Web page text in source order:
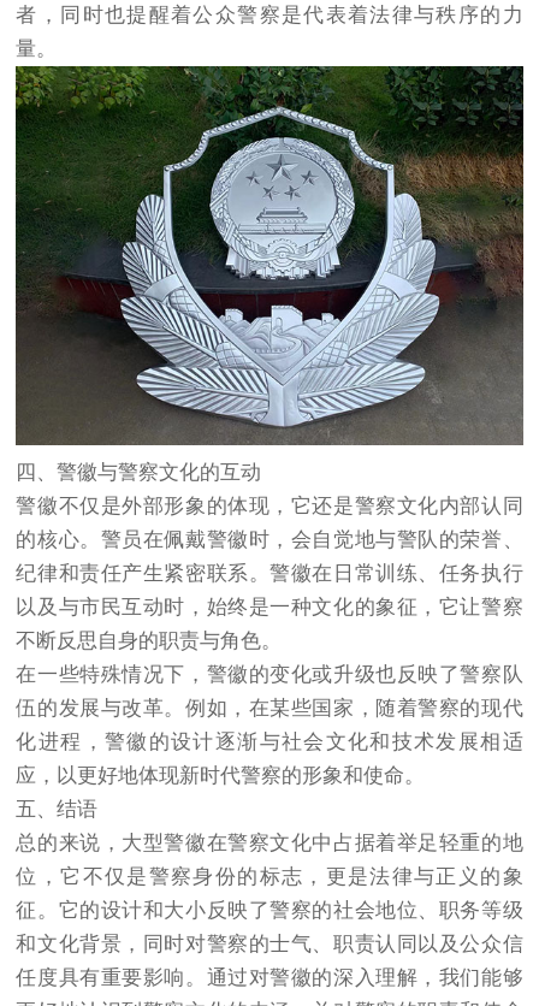
者，同时也提醒着公众警察是代表着法律与秩序的力
量。
四、警徽与警察文化的互动
警徽不仅是外部形象的体现，它还是警察文化内部认同
的核心。警员在佩戴警徽时，会自觉地与警队的荣誉、
纪律和责任产生紧密联系。警徽在日常训练、任务执行
以及与市民互动时，始终是一种文化的象征，它让警察
不断反思自身的职责与角色。
在一些特殊情况下，警徽的变化或升级也反映了警察队
伍的发展与改革。例如，在某些国家，随着警察的现代
化进程，警徽的设计逐渐与社会文化和技术发展相适
应，以更好地体现新时代警察的形象和使命。
五、结语
总的来说，大型警徽在警察文化中占据着举足轻重的地
位，它不仅是警察身份的标志，更是法律与正义的象
征。它的设计和大小反映了警察的社会地位、职务等级
和文化背景，同时对警察的士气、职责认同以及公众信
任度具有重要影响。通过对警徽的深入理解，我们能够